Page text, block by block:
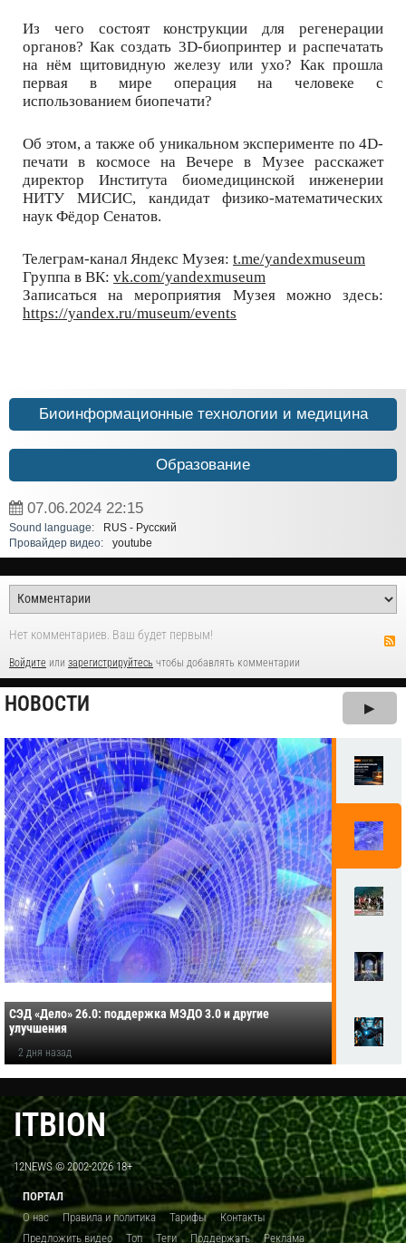
Из чего состоят конструкции для регенерации
органов? Как создать 3D-биопринтер и распечатать
на нём щитовидную железу или ухо? Как прошла
первая в мире операция на человеке с
использованием биопечати?
Об этом, а также об уникальном эксперименте по 4D-
печати в космосе на Вечере в Музее расскажет
директор Института биомедицинской инженерии
НИТУ МИСИС, кандидат физико-математических
наук Фёдор Сенатов.
Телеграм-канал Яндекс Музея: t.me/yandexmuseum
Группа в ВК: vk.com/yandexmuseum
Записаться на мероприятия Музея можно здесь:
https://yandex.ru/museum/events
Биоинформационные технологии и медицина
Образование
07.06.2024 22:15
Sound language:
RUS - Русский
Провайдер видео:
youtube
Нет комментариев. Ваш будет первым!
Войдите или зарегистрируйтесь чтобы добавлять комментарии
НОВОСТИ ▶
СЭД «Дело» 26.0: поддержка МЭДО 3.0 и другие
улучшения
2 дня назад
ITBION
12NEWS © 2002-2026 18+
ПОРТАЛ
О нас
Правила и политика Тарифы
Контакты
Предложить видео
Топ Теги Поддержать Реклама